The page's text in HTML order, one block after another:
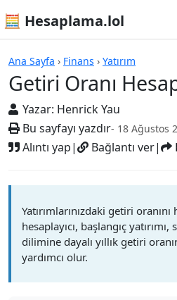
🧮 Hesaplama.lol
Ana Sayfa › Finans › Yatırım
Getiri Oranı
Yazar: Henrick Yau
Bu sayfayı yazdır- 18 Ağustos
Alıntı yap| Bağlantı ver|
Hesap Makineleri
Yatırımlarınızdaki getiri oranını
hesaplayıcı, başlangıç
dilimine dayalı yıllık getiri
yardımcı olur.